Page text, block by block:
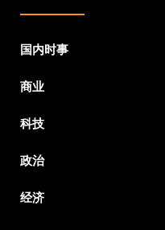
国内时事
商业
科技
政治
经济